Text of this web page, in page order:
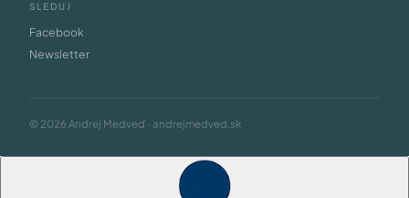
SLEDUJ
Facebook
Newsletter
© 2026 Andrej Medveď · andrejmedved.sk